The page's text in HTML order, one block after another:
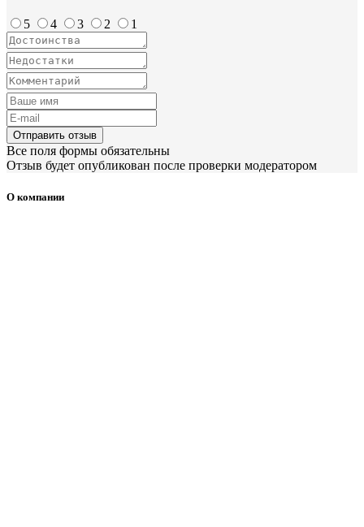
5 4 3 2 1
Отправить отзыв
Все поля формы обязательны
Отзыв будет опубликован после проверки модератором
О компании